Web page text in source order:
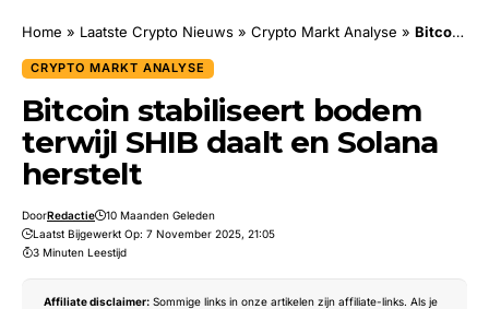
Home » Laatste Crypto Nieuws » Crypto Markt Analyse » Bitcoin stabiliseert bodem terwijl SHIB daalt en Solana herstelt
CRYPTO MARKT ANALYSE
Bitcoin stabiliseert bodem
terwijl SHIB daalt en Solana
herstelt
DoorRedactie
10 Maanden Geleden
Laatst Bijgewerkt Op: 7 November 2025, 21:05
3 Minuten Leestijd
Affiliate disclaimer: Sommige links in onze artikelen zijn affiliate-links. Als je